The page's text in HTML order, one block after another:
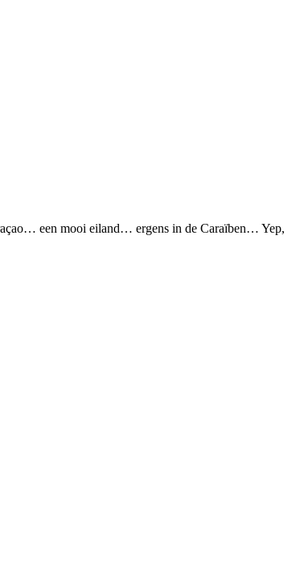
een mooi eiland… ergens in de Caraïben… Yep,